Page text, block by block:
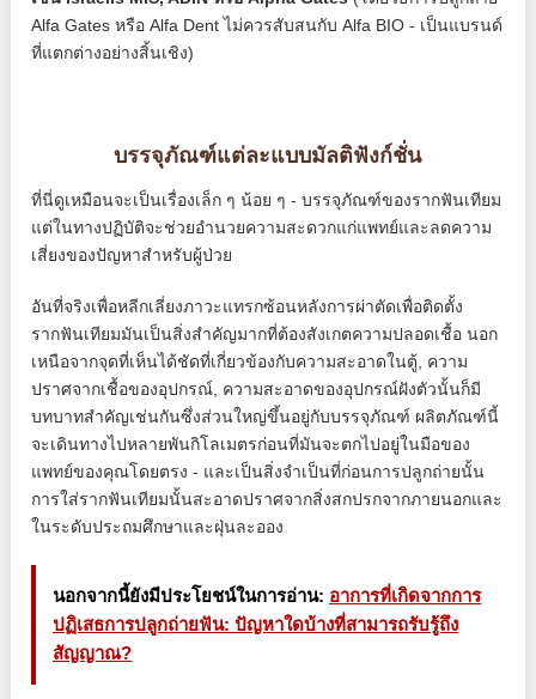
Alfa Gates หรือ Alfa Dent ไม่ควรสับสนกับ Alfa BIO - เป็นแบรนด์
ที่แตกต่างอย่างสิ้นเชิง)
บรรจุภัณฑ์แต่ละแบบมัลติฟังก์ชั่น
ที่นี่ดูเหมือนจะเป็นเรื่องเล็ก ๆ น้อย ๆ - บรรจุภัณฑ์ของรากฟันเทียม
แต่ในทางปฏิบัติจะช่วยอำนวยความสะดวกแก่แพทย์และลดความ
เสี่ยงของปัญหาสำหรับผู้ป่วย
อันที่จริงเพื่อหลีกเลี่ยงภาวะแทรกซ้อนหลังการผ่าตัดเพื่อติดตั้ง
รากฟันเทียมมันเป็นสิ่งสำคัญมากที่ต้องสังเกตความปลอดเชื้อ นอก
เหนือจากจุดที่เห็นได้ชัดที่เกี่ยวข้องกับความสะอาดในตู้, ความ
ปราศจากเชื้อของอุปกรณ์, ความสะอาดของอุปกรณ์ฝังตัวนั้นก็มี
บทบาทสำคัญเช่นกันซึ่งส่วนใหญ่ขึ้นอยู่กับบรรจุภัณฑ์ ผลิตภัณฑ์นี้
จะเดินทางไปหลายพันกิโลเมตรก่อนที่มันจะตกไปอยู่ในมือของ
แพทย์ของคุณโดยตรง - และเป็นสิ่งจำเป็นที่ก่อนการปลูกถ่ายนั้น
การใส่รากฟันเทียมนั้นสะอาดปราศจากสิ่งสกปรกจากภายนอกและ
ในระดับประถมศึกษาและฝุ่นละออง
นอกจากนี้ยังมีประโยชน์ในการอ่าน: อาการที่เกิดจากการ
ปฏิเสธการปลูกถ่ายฟัน: ปัญหาใดบ้างที่สามารถรับรู้ถึง
สัญญาณ?